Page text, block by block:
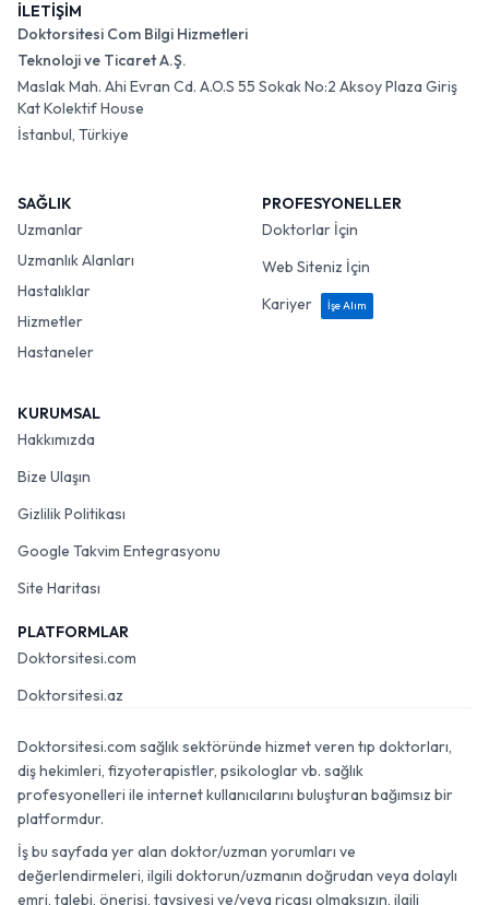
İLETİŞİM
Doktorsitesi Com Bilgi Hizmetleri
Teknoloji ve Ticaret A.Ş.
Maslak Mah. Ahi Evran Cd. A.O.S 55 Sokak No:2 Aksoy Plaza Giriş
Kat Kolektif House
İstanbul, Türkiye
SAĞLIK
Uzmanlar
Uzmanlık Alanları
Hastalıklar
Hizmetler
Hastaneler
PROFESYONELLER
Doktorlar İçin
Web Siteniz İçin
Kariyer
İşe Alım
KURUMSAL
Hakkımızda
Bize Ulaşın
Gizlilik Politikası
Google Takvim Entegrasyonu
Site Haritası
PLATFORMLAR
Doktorsitesi.com
Doktorsitesi.az
Doktorsitesi.com sağlık sektöründe hizmet veren tıp doktorları,
diş hekimleri, fizyoterapistler, psikologlar vb. sağlık
profesyonelleri ile internet kullanıcılarını buluşturan bağımsız bir
platformdur.
İş bu sayfada yer alan doktor/uzman yorumları ve
değerlendirmeleri, ilgili doktorun/uzmanın doğrudan veya dolaylı
emri, talebi, önerisi, tavsiyesi ve/veya ricası olmaksızın, ilgili